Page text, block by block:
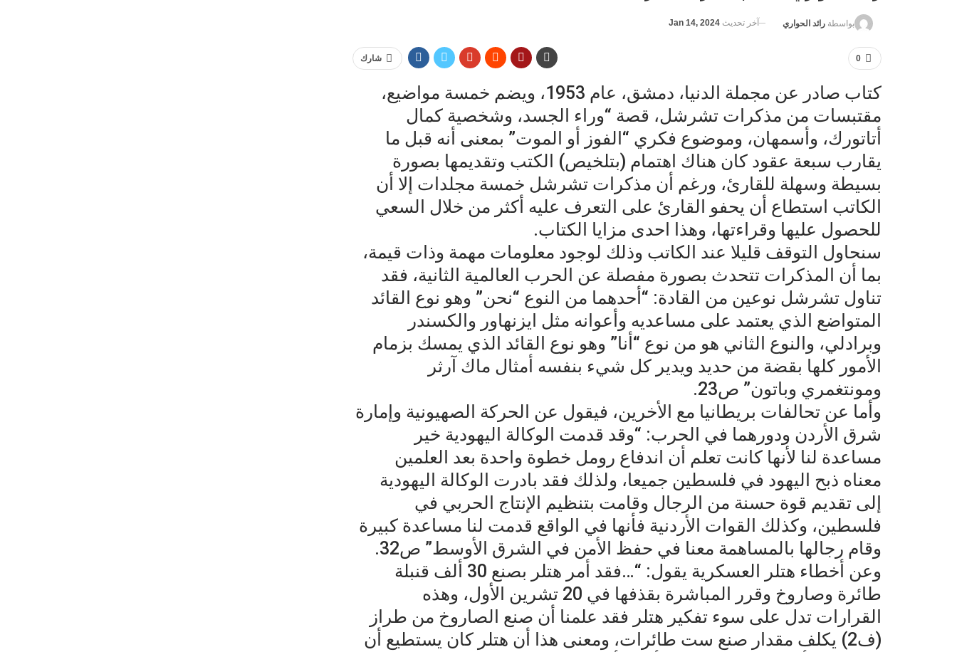
بواسطة رائد الحواري آخر تحديث Jan 14, 2024
0 شارك
كتاب صادر عن مجملة الدنيا، دمشق، عام 1953، ويضم خمسة مواضيع،
مقتبسات من مذكرات تشرشل، قصة “وراء الجسد، وشخصية كمال
أتاتورك، وأسمهان، وموضوع فكري “الفوز أو الموت” بمعنى أنه قبل ما
يقارب سبعة عقود كان هناك اهتمام (بتلخيص) الكتب وتقديمها بصورة
بسيطة وسهلة للقارئ، ورغم أن مذكرات تشرشل خمسة مجلدات إلا أن
الكاتب استطاع أن يحفو القارئ على التعرف عليه أكثر من خلال السعي
للحصول عليها وقراءتها، وهذا احدى مزايا الكتاب.
سنحاول التوقف قليلا عند الكاتب وذلك لوجود معلومات مهمة وذات قيمة،
بما أن المذكرات تتحدث بصورة مفصلة عن الحرب العالمية الثانية، فقد
تناول تشرشل نوعين من القادة: “أحدهما من النوع “نحن” وهو نوع القائد
المتواضع الذي يعتمد على مساعديه وأعوانه مثل ايزنهاور والكسندر
وبرادلي، والنوع الثاني هو من نوع “أنا” وهو نوع القائد الذي يمسك بزمام
الأمور كلها بقضة من حديد ويدير كل شيء بنفسه أمثال ماك آرثر
ومونتغمري وباتون” ص23.
وأما عن تحالفات بريطانيا مع الأخرين، فيقول عن الحركة الصهيونية وإمارة
شرق الأردن ودورهما في الحرب: “وقد قدمت الوكالة اليهودية خير
مساعدة لنا لأنها كانت تعلم أن اندفاع رومل خطوة واحدة بعد العلمين
معناه ذبح اليهود في فلسطين جميعا، ولذلك فقد بادرت الوكالة اليهودية
إلى تقديم قوة حسنة من الرجال وقامت بتنظيم الإنتاج الحربي في
فلسطين، وكذلك القوات الأردنية فأنها في الواقع قدمت لنا مساعدة كبيرة
وقام رجالها بالمساهمة معنا في حفظ الأمن في الشرق الأوسط” ص32.
وعن أخطاء هتلر العسكرية يقول: “…فقد أمر هتلر بصنع 30 ألف قنبلة
طائرة وصاروخ وقرر المباشرة بقذفها في 20 تشرين الأول، وهذه
القرارات تدل على سوء تفكير هتلر فقد علمنا أن صنع الصاروخ من طراز
(ف2) يكلف مقدار صنع ست طائرات، ومعنى هذا أن هتلر كان يستطيع أن